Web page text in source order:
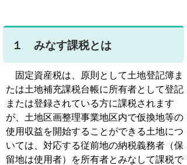
１ みなす課税とは
固定資産税は、原則として土地登記簿ま
たは土地補充課税台帳に所有者として登記
または登録されている方に課税されます
が、土地区画整理事業地区内で仮換地等の
使用収益を開始することができる土地につ
いては、対応する従前地の納税義務者（保
留地は使用者）を所有者とみなして課税で